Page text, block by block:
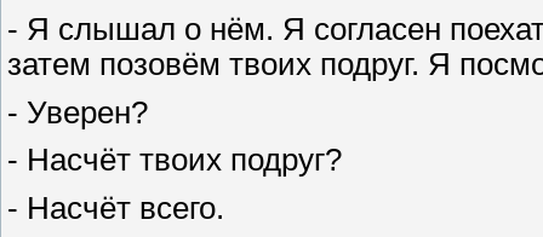
- Я слышал о нём. Я согласен
затем позовём твоих подруг. Я
- Уверен?
- Насчёт твоих подруг?
- Насчёт всего.